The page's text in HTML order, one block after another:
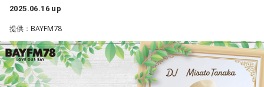
2025.06.16 up
提供：BAYFM78